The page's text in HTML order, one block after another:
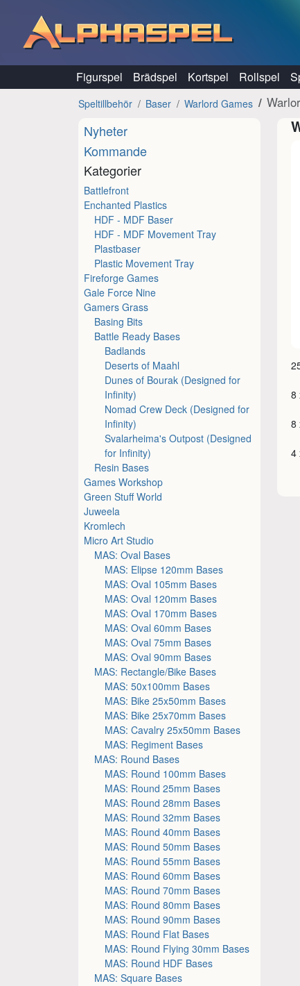
Figurspel Brädspel Kortspel Rollspel
Speltillbehör Baser Warlord Games
Nyheter
Kommande
Kategorier
Battlefront
Enchanted Plastics
HDF - MDF Baser
HDF - MDF Movement Tray
Plastbaser
Plastic Movement Tray
Fireforge Games
Gale Force Nine
Gamers Grass
Basing Bits
Battle Ready Bases
Badlands
Deserts of Maahl
Dunes of Bourak (Designed for
Infinity)
Nomad Crew Deck (Designed for
Infinity)
Svalarheima's Outpost (Designed
for Infinity)
Resin Bases
Games Workshop
Green Stuff World
Juweela
Kromlech
Micro Art Studio
MAS: Oval Bases
MAS: Elipse 120mm Bases
MAS: Oval 105mm Bases
MAS: Oval 120mm Bases
MAS: Oval 170mm Bases
MAS: Oval 60mm Bases
MAS: Oval 75mm Bases
MAS: Oval 90mm Bases
MAS: Rectangle/Bike Bases
MAS: 50x100mm Bases
MAS: Bike 25x50mm Bases
MAS: Bike 25x70mm Bases
MAS: Cavalry 25x50mm Bases
MAS: Regiment Bases
MAS: Round Bases
MAS: Round 100mm Bases
MAS: Round 25mm Bases
MAS: Round 28mm Bases
MAS: Round 32mm Bases
MAS: Round 40mm Bases
MAS: Round 50mm Bases
MAS: Round 55mm Bases
MAS: Round 60mm Bases
MAS: Round 70mm Bases
MAS: Round 80mm Bases
MAS: Round 90mm Bases
MAS: Round Flat Bases
MAS: Round Flying 30mm Bases
MAS: Round HDF Bases
MAS: Square Bases
8
8
4